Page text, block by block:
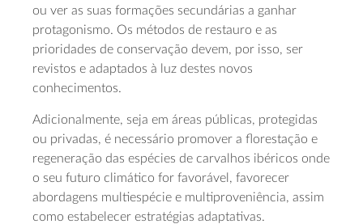
ou ver as suas formações secundárias a ganhar
protagonismo. Os métodos de restauro e as
prioridades de conservação devem, por isso, ser
revistos e adaptados à luz destes novos
conhecimentos.
Adicionalmente, seja em áreas públicas, protegidas
ou privadas, é necessário promover a florestação e
regeneração das espécies de carvalhos ibéricos onde
o seu futuro climático for favorável, favorecer
abordagens multiespécie e multiproveniência, assim
como estabelecer estratégias adaptativas.